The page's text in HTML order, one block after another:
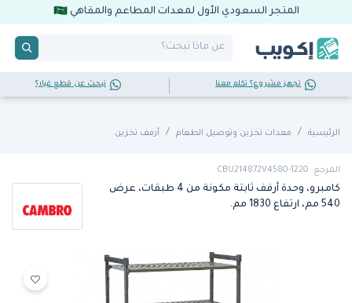
المتجر السعودي الأول لمعدات المطاعم والمقاهي
تجهز مشروع؟ تكلم معنا تبحث عن قطع غيار؟
الرئيسية معدات تخزين وتوصيل الطعام أرفف تخزين
المرجع: CBU214872V4580-1220
كامبرو، وحدة أرفف ثابتة مكونة من 4 طبقات، عرض
540 مم، ارتفاع 1830 مم.